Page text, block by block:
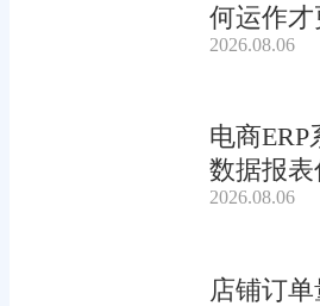
何运作才
2026.08.06
电商ERP
数据报表
2026.08.06
店铺订